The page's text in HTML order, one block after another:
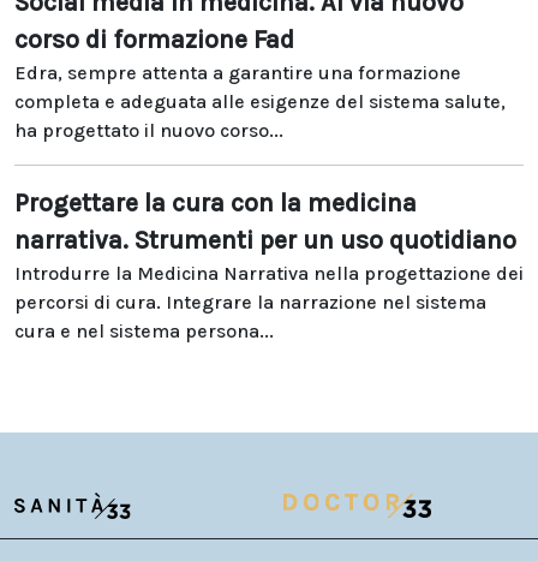
corso di formazione Fad
Edra, sempre attenta a garantire una formazione
completa e adeguata alle esigenze del sistema salute,
ha progettato il nuovo corso...
Progettare la cura con la medicina
narrativa. Strumenti per un uso quotidiano
Introdurre la Medicina Narrativa nella progettazione dei
percorsi di cura. Integrare la narrazione nel sistema
cura e nel sistema persona...